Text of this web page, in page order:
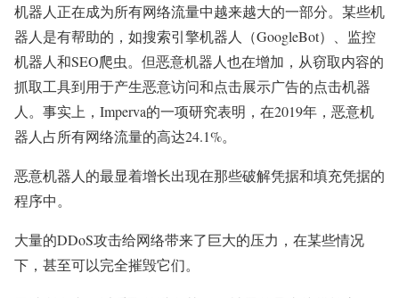
机器人正在成为所有网络流量中越来越大的一部分。某些机
器人是有帮助的，如搜索引擎机器人（GoogleBot）、监控
机器人和SEO爬虫。但恶意机器人也在增加，从窃取内容的
抓取工具到用于产生恶意访问和点击展示广告的点击机器
人。事实上，Imperva的一项研究表明，在2019年，恶意机
器人占所有网络流量的高达24.1%。
恶意机器人的最显着增长出现在那些破解凭据和填充凭据的
程序中。
大量的DDoS攻击给网络带来了巨大的压力，在某些情况
下，甚至可以完全摧毁它们。